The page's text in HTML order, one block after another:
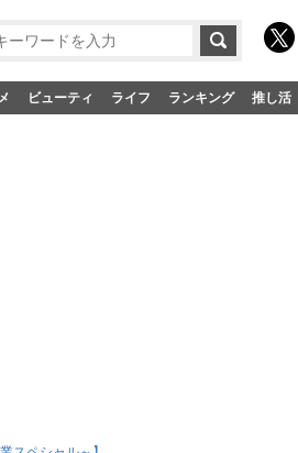
ビューティ ライフ ランキング 推し活